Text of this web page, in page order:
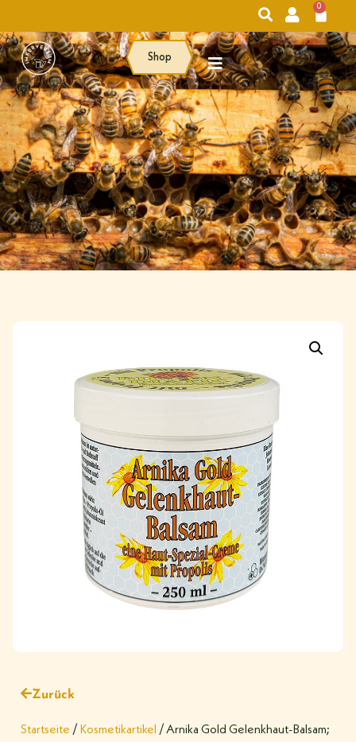
0
Shop
Zurück
Startseite / Kosmetikartikel / Arnika Gold Gelenkhaut-Balsam;